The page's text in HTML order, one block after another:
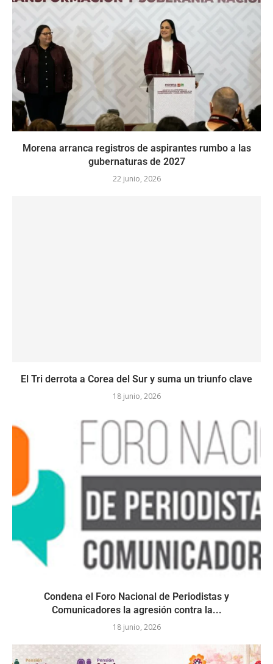
Morena arranca registros de aspirantes rumbo a las
gubernaturas de 2027
22 junio, 2026
El Tri derrota a Corea del Sur y suma un triunfo clave
18 junio, 2026
Condena el Foro Nacional de Periodistas y
Comunicadores la agresión contra la...
18 junio, 2026